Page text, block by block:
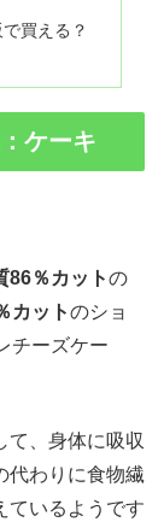
買える？
ケーキ
86％カットの
カットのショ
チーズケー
て、身体に吸収
代わりに食物繊
ているようです